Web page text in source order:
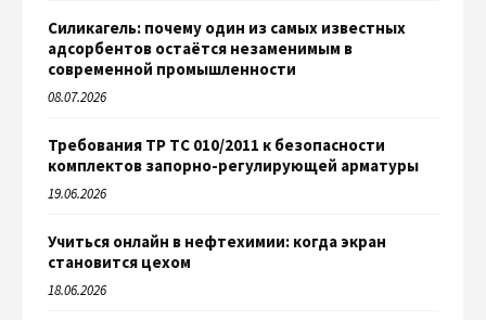
Силикагель: почему один из самых известных
адсорбентов остаётся незаменимым в
современной промышленности
08.07.2026
Требования ТР ТС 010/2011 к безопасности
комплектов запорно-регулирующей арматуры
19.06.2026
Учиться онлайн в нефтехимии: когда экран
становится цехом
18.06.2026